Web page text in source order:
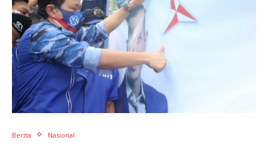
Berita Nasional